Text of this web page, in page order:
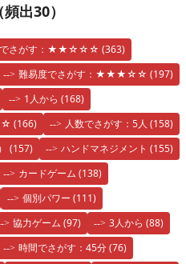
出30）
でさがす：★★☆☆☆ (363)
難易度でさがす：★★★☆☆ (197)
1人から (168)
(166) 人数でさがす：5人 (158)
(157) ハンドマネジメント (155)
カードゲーム (138)
個別パワー (111)
協力ゲーム (97) 3人から (88)
時間でさがす：45分(76)